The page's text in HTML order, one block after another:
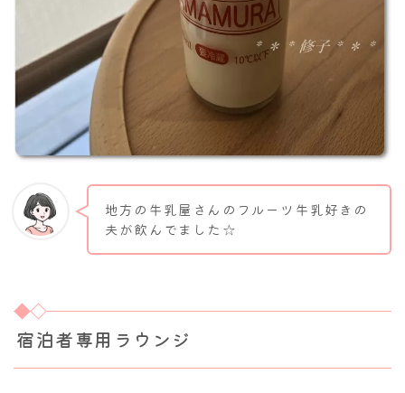
地方の牛乳屋さんのフルーツ牛乳好きの
夫が飲んでました☆
宿泊者専用ラウンジ